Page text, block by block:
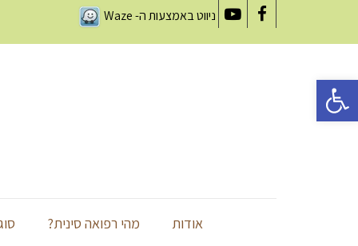
Facebook
YouTube
ניווט באמצעות ה-Waze
אודות מהי רפואה סינית?
פתח סרגל נגישות